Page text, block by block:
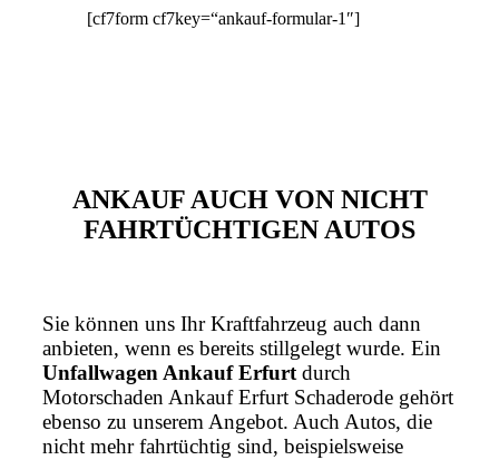
[cf7form cf7key=“ankauf-formular-1″]
ANKAUF AUCH VON NICHT
FAHRTÜCHTIGEN AUTOS
Sie können uns Ihr Kraftfahrzeug auch dann
anbieten, wenn es bereits stillgelegt wurde. Ein
Unfallwagen Ankauf Erfurt durch
Motorschaden Ankauf Erfurt Schaderode gehört
ebenso zu unserem Angebot. Auch Autos, die
nicht mehr fahrtüchtig sind, beispielsweise